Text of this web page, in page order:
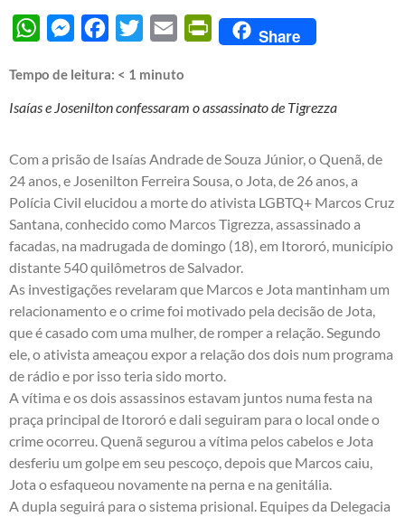
WhatsAppMessengerFacebook
Twitter Email PrintFriendly
Share
Tempo de leitura: < 1 minuto
Isaías e Josenilton confessaram o assassinato de Tigrezza
Com a prisão de Isaías Andrade de Souza Júnior, o Quenã, de
24 anos, e Josenilton Ferreira Sousa, o Jota, de 26 anos, a
Polícia Civil elucidou a morte do ativista LGBTQ+ Marcos Cruz
Santana, conhecido como Marcos Tigrezza, assassinado a
facadas, na madrugada de domingo (18), em Itororó, município
distante 540 quilômetros de Salvador.
As investigações revelaram que Marcos e Jota mantinham um
relacionamento e o crime foi motivado pela decisão de Jota,
que é casado com uma mulher, de romper a relação. Segundo
ele, o ativista ameaçou expor a relação dos dois num programa
de rádio e por isso teria sido morto.
A vítima e os dois assassinos estavam juntos numa festa na
praça principal de Itororó e dali seguiram para o local onde o
crime ocorreu. Quenã segurou a vítima pelos cabelos e Jota
desferiu um golpe em seu pescoço, depois que Marcos caiu,
Jota o esfaqueou novamente na perna e na genitália.
A dupla seguirá para o sistema prisional. Equipes da Delegacia